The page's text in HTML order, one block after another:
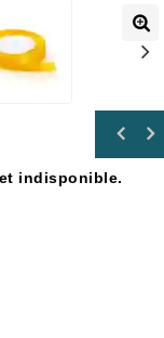
indisponible.